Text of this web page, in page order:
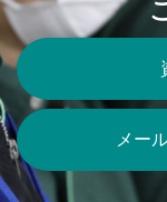
メー